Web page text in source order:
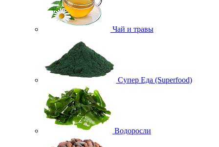
Чай и травы
Супер Еда (Superfood)
Водоросли